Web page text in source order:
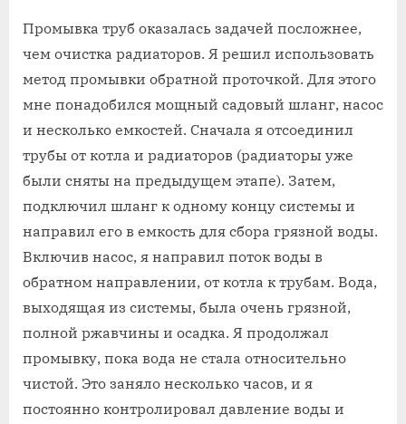
Промывка труб оказалась задачей посложнее,
чем очистка радиаторов. Я решил использовать
метод промывки обратной проточкой. Для этого
мне понадобился мощный садовый шланг, насос
и несколько емкостей. Сначала я отсоединил
трубы от котла и радиаторов (радиаторы уже
были сняты на предыдущем этапе). Затем,
подключил шланг к одному концу системы и
направил его в емкость для сбора грязной воды.
Включив насос, я направил поток воды в
обратном направлении, от котла к трубам. Вода,
выходящая из системы, была очень грязной,
полной ржавчины и осадка. Я продолжал
промывку, пока вода не стала относительно
чистой. Это заняло несколько часов, и я
постоянно контролировал давление воды и